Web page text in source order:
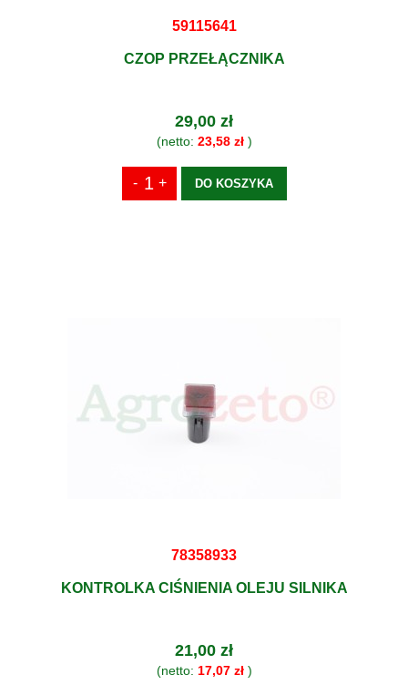
59115641
CZOP PRZEŁĄCZNIKA
29,00 zł
(netto: 23,58 zł)
DO KOSZYKA
78358933
KONTROLKA CIŚNIENIA OLEJU SILNIKA
21,00 zł
(netto: 17,07 zł)